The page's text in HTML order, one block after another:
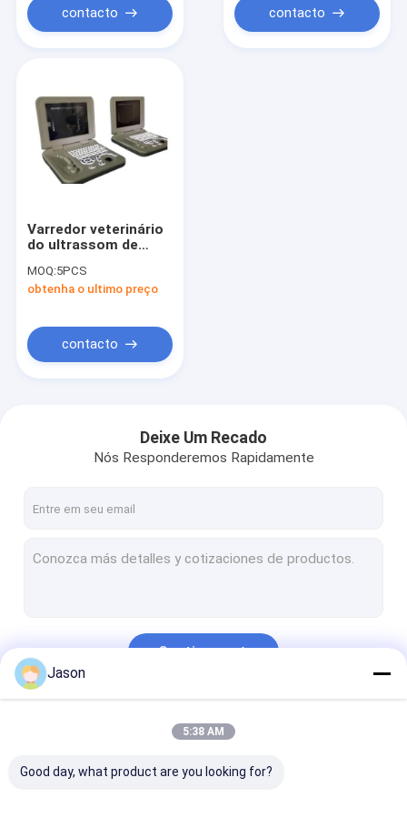
contacto contacto
Varredor veterinário
do ultrassom de
de estimação
exposição do
MOQ:5PCS
obtenha o ultimo preço
contacto
Deixe Um Recado
Nós Responderemos Rapidamente
Continue
Jason
5:38 AM
Good day, what product are you looking for?